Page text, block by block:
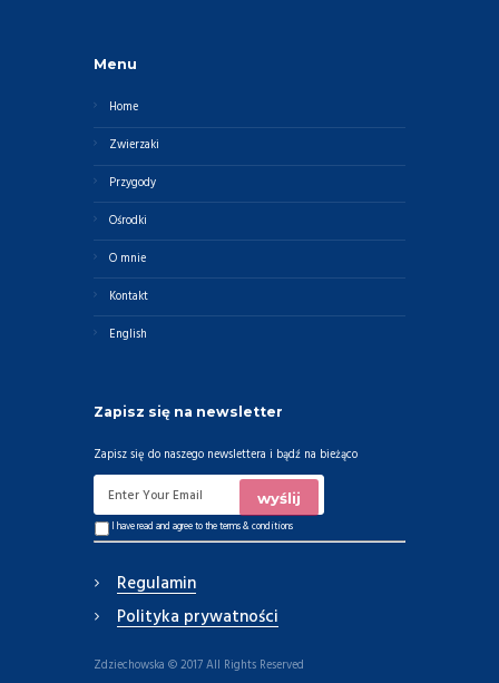
Menu
Home
Zwierzaki
Przygody
Ośrodki
O mnie
Kontakt
English
Zapisz się na newsletter
Zapisz się do naszego newslettera i bądź na bieżąco
I have read and agree to theterms & conditions
Regulamin
Polityka prywatności
Zdziechowska © 2017 All Rights Reserved